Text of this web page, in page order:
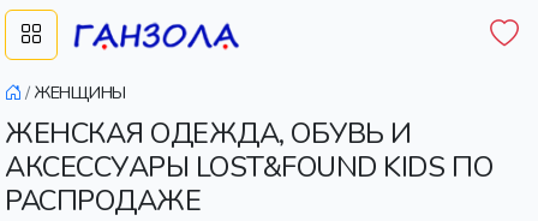
/ ЖЕНЩИНЫ
ЖЕНСКАЯ ОДЕЖДА, ОБУВЬ И
АКСЕССУАРЫ LOST&FOUND KIDS ПО
РАСПРОДАЖЕ